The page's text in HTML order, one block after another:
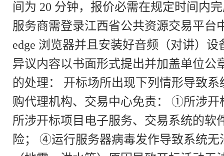
间为 20 分钟，报价必需在规定时间内
服务商需登录江西省公共资源交易平台
edge 浏览器并且安装好音频（对讲）
异议内容以书面形式提出并加盖单位公
的处理： 开标场所出现下列情形导致
购代理机构、交易中心免责： ①所涉
所涉开标项目电子服务、交易系统的
险； ④运行服务器病毒发作导致系统